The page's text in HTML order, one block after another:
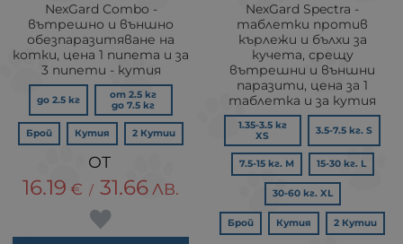
NexGard Combo -
вътрешно и външно
обезпаразитяване на
котки, цена 1 пипета и за
3 пипети - кутия
до 2.5 кг
от 2.5 кг
до 7.5 кг
Брой Кутия 2 Кутии
16.19 € / 31.66 ЛВ.
NexGard Spectra -
таблетки против
кърлежи и бълхи за
кучета, срещу
вътрешни и външни
паразити, цена за 1
таблетка и за кутия
1.35-3.5 кг
XS
3.5-7.5 кг. S
7.5-15 кг. М 15-30 кг. L
30-60 кг. XL
Брой Кутия 2 Кутии